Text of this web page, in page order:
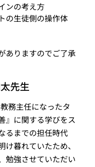
ンの考え方
の生徒側の操作体
ありますのでご了承
先生
務主任になったタ
』に関する学びをス
るまでの担任時代
暮れていたため、
勉強させていただい